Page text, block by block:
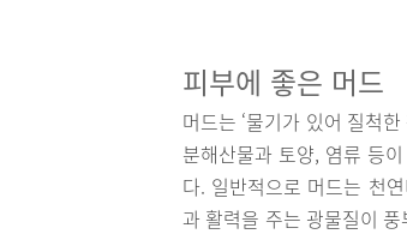
피부에 좋은 머드
머드는 ‘물기가 있어 질척
분해산물과 토양, 염류 등
다. 일반적으로 머드는 천
과 활력을 주는 광물질이